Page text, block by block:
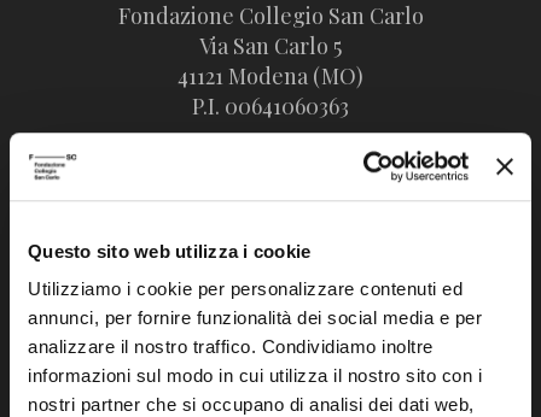
Questo sito web utilizza i cookie
Utilizziamo i cookie per personalizzare contenuti ed
annunci, per fornire funzionalità dei social media e per
analizzare il nostro traffico. Condividiamo inoltre
informazioni sul modo in cui utilizza il nostro sito con i
nostri partner che si occupano di analisi dei dati web,
Fondazione Collegio San Carlo
Via San Carlo 5
41121 Modena (MO)
P.I. 00641060363
Posta certificata (PEC)
fondazionecollegiosancarlo@legalmail.it
Seguici